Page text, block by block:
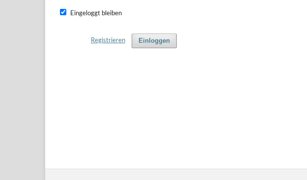
Eingeloggt bleiben
Einloggen
Registrieren